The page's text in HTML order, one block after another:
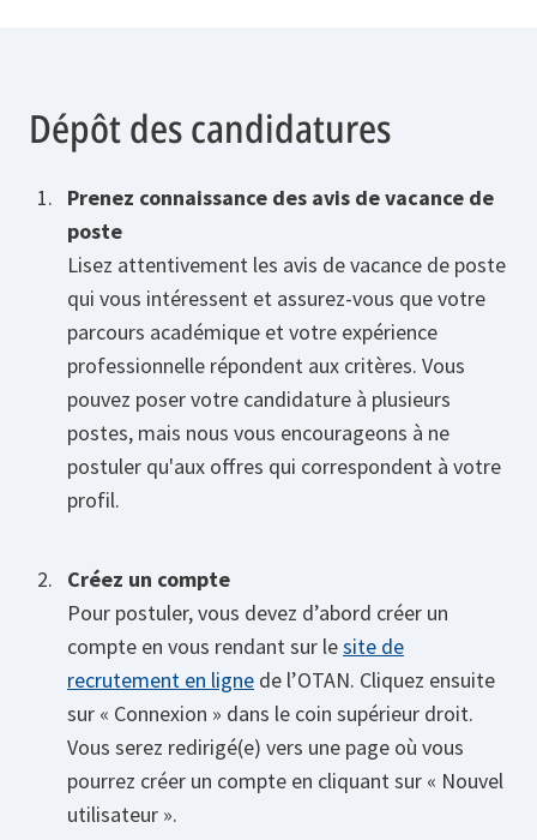
Dépôt des candidatures
Prenez connaissance des avis de vacance de
poste
Lisez attentivement les avis de vacance de poste
qui vous intéressent et assurez-vous que votre
parcours académique et votre expérience
professionnelle répondent aux critères. Vous
pouvez poser votre candidature à plusieurs
postes, mais nous vous encourageons à ne
postuler qu'aux offres qui correspondent à votre
profil.
Créez un compte
Pour postuler, vous devez d’abord créer un
compte en vous rendant sur lesite de
recrutement en ligne de l’OTAN. Cliquez ensuite
sur « Connexion » dans le coin supérieur droit.
Vous serez redirigé(e) vers une page où vous
pourrez créer un compte en cliquant sur « Nouvel
utilisateur ».